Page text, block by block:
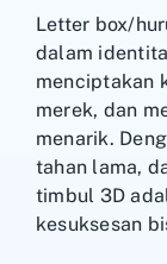
Letter box/
dalam
menciptakan
merek, dan
menarik.
tahan lama,
timbul 3D
kesuksesan